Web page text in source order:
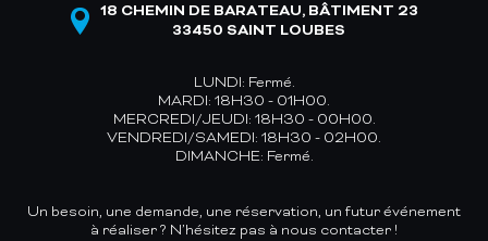
18 CHEMIN DE BARATEAU, BÂTIMENT 23
33450 SAINT LOUBES
LUNDI: Fermé.
MARDI: 18H30 - 01H00.
MERCREDI/JEUDI: 18H30 - 00H00.
VENDREDI/SAMEDI: 18H30 - 02H00.
DIMANCHE: Fermé.
Un besoin, une demande, une réservation, un futur événement
à réaliser ? N’hésitez pas à nous contacter !